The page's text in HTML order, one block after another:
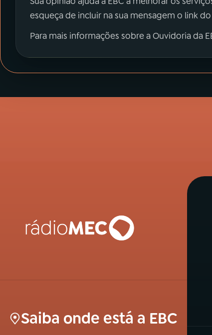
esqueça de incluir na sua mensagem o link
Para mais informações sobre a Ouvidoria da
Saiba onde está a EBC